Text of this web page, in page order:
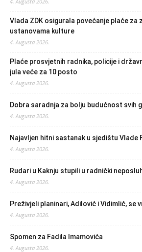
Vlada ZDK osigurala povećanje plaće za
ustanovama kulture
4. Augusta 2026.
Plaće prosvjetnih radnika, policije i
jula veće za 10 posto
4. Augusta 2026.
Dobra saradnja za bolju budućnost svih
4. Augusta 2026.
Najavljen hitni sastanak u sjedištu Vlade
4. Augusta 2026.
Rudari u Kaknju stupili u radnički
4. Augusta 2026.
Preživjeli planinari, Adilović i Vidimlić, se
4. Augusta 2026.
Spomen za Fadila Imamovića
4. Augusta 2026.